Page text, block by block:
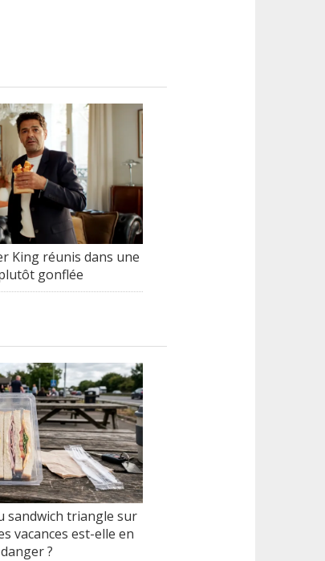
King réunis dans une
gonflée
sandwich triangle sur
vacances est-elle en
danger ?